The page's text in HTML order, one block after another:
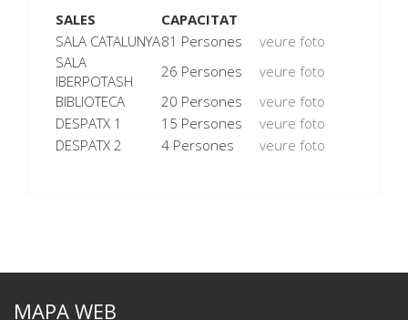
SALES
CAPACITAT
SALA CATALUNYA81 Persones
veure foto
SALA
IBERPOTASH
26 Persones
veure foto
BIBLIOTECA
20 Persones
veure foto
DESPATX 1
15 Persones
veure foto
DESPATX 2
4 Persones veure foto
MAPA WEB